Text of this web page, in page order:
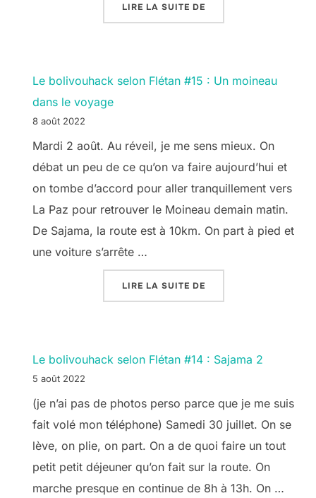
LIRE LA SUITE DE
Le bolivouhack selon Flétan #15 : Un moineau
dans le voyage
8 août 2022
Mardi 2 août. Au réveil, je me sens mieux. On
débat un peu de ce qu’on va faire aujourd’hui et
on tombe d’accord pour aller tranquillement vers
La Paz pour retrouver le Moineau demain matin.
De Sajama, la route est à 10km. On part à pied et
une voiture s’arrête …
LIRE LA SUITE DE
Le bolivouhack selon Flétan #14 : Sajama 2
5 août 2022
(je n’ai pas de photos perso parce que je me suis
fait volé mon téléphone) Samedi 30 juillet. On se
lève, on plie, on part. On a de quoi faire un tout
petit petit déjeuner qu’on fait sur la route. On
marche presque en continue de 8h à 13h. On …